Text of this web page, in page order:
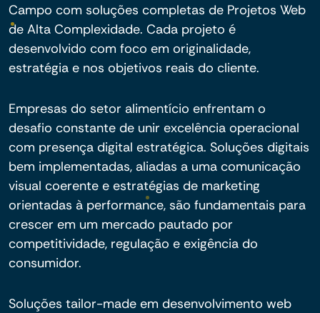
Campo com soluções completas de Projetos Web
de Alta Complexidade. Cada projeto é
desenvolvido com foco em originalidade,
estratégia e nos objetivos reais do cliente.
Empresas do setor alimentício enfrentam o
desafio constante de unir excelência operacional
com presença digital estratégica. Soluções digitais
bem implementadas, aliadas a uma comunicação
visual coerente e estratégias de marketing
orientadas à performance, são fundamentais para
crescer em um mercado pautado por
competitividade, regulação e exigência do
consumidor.
Soluções tailor-made em desenvolvimento web